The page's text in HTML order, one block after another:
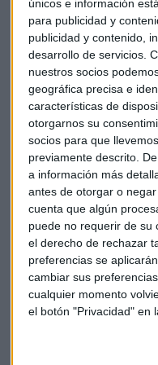
únicos e información
para publicidad y
publicidad y contenido,
desarrollo de servicios.
nuestros socios
geográfica precisa e
características de
otorgarnos su
socios para que
previamente descrito.
a información más
antes de otorgar o
cuenta que algún
puede no requerir de su
el derecho de rechazar
preferencias se
cambiar sus
cualquier momento
el botón "Privacidad" en
small-caps son una
estamos favoreciendo
El experto explica queen
grande". "El 74% del
medianas y se han
covid-19, apenasun
un ERTE ", insiste.
Además, explica que
small-caps. "En torno al
mundo son pequeñas y
significativo,unas
de inversiónpor parte
concluye.